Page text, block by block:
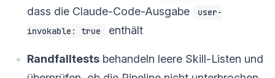
dass die Claude-Code-Ausgabe
user-
invokable: true
enthält
Randfalltests behandeln leere Skill-Listen und